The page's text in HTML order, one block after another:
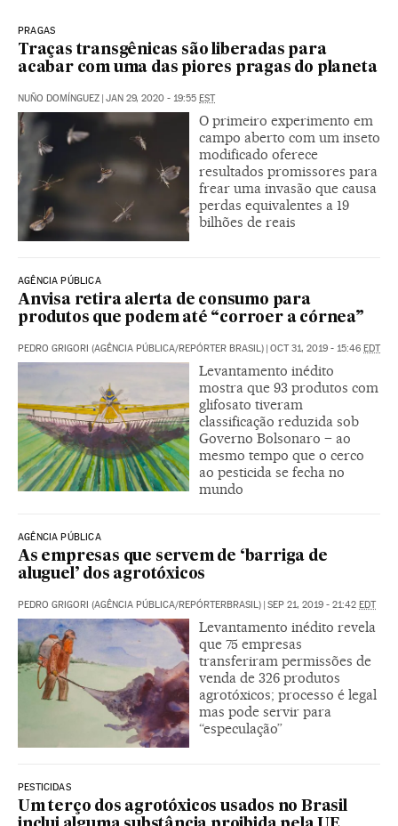
PRAGAS
Traças transgênicas são liberadas para
acabar com uma das piores pragas do planeta
NUÑO DOMÍNGUEZ JAN 29, 2020 - 19:55 EST
O primeiro experimento em
campo aberto com um inseto
modificado oferece
resultados promissores para
frear uma invasão que causa
perdas equivalentes a 19
bilhões de reais
AGÊNCIA PÚBLICA
Anvisa retira alerta de consumo para
produtos que podem até “corroer a córnea”
PEDRO GRIGORI (AGÊNCIA PÚBLICA/REPÓRTER BRASIL) OCT 31, 2019 - 15:46 EDT
Levantamento inédito
mostra que 93 produtos com
glifosato tiveram
classificação reduzida sob
Governo Bolsonaro – ao
mesmo tempo que o cerco
ao pesticida se fecha no
mundo
AGÊNCIA PÚBLICA
As empresas que servem de ‘barriga de
aluguel’ dos agrotóxicos
PEDRO GRIGORI (AGÊNCIA PÚBLICA/REPÓRTERBRASIL) SEP 21, 2019 - 21:42 EDT
Levantamento inédito revela
que 75 empresas
transferiram permissões de
venda de 326 produtos
agrotóxicos; processo é legal
mas pode servir para
“especulação”
PESTICIDAS
Um terço dos agrotóxicos usados no Brasil